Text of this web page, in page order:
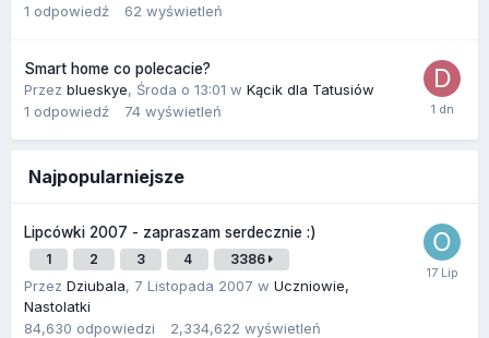
1 odpowiedź 62 wyświetleń
Smart home co polecacie?
Przez blueskye, Środa o 13:01 w Kącik dla Tatusiów
1 odpowiedź 74 wyświetleń
Najpopularniejsze
Lipcówki 2007 - zapraszam serdecznie :)
1 2 3 4 3386
Przez Dziubala, 7 Listopada 2007 w Uczniowie,
Nastolatki
84,630 odpowiedzi 2,334,622 wyświetleń